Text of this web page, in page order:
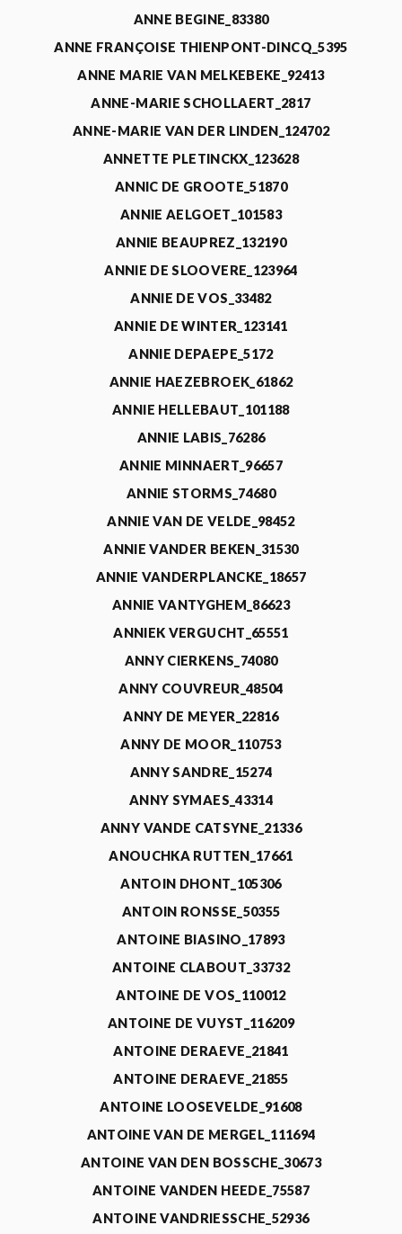
ANNE BEGINE_83380
ANNE FRANÇOISE THIENPONT-DINCQ_5395
ANNE MARIE VAN MELKEBEKE_92413
ANNE-MARIE SCHOLLAERT_2817
ANNE-MARIE VAN DER LINDEN_124702
ANNETTE PLETINCKX_123628
ANNIC DE GROOTE_51870
ANNIE AELGOET_101583
ANNIE BEAUPREZ_132190
ANNIE DE SLOOVERE_123964
ANNIE DE VOS_33482
ANNIE DE WINTER_123141
ANNIE DEPAEPE_5172
ANNIE HAEZEBROEK_61862
ANNIE HELLEBAUT_101188
ANNIE LABIS_76286
ANNIE MINNAERT_96657
ANNIE STORMS_74680
ANNIE VAN DE VELDE_98452
ANNIE VANDER BEKEN_31530
ANNIE VANDERPLANCKE_18657
ANNIE VANTYGHEM_86623
ANNIEK VERGUCHT_65551
ANNY CIERKENS_74080
ANNY COUVREUR_48504
ANNY DE MEYER_22816
ANNY DE MOOR_110753
ANNY SANDRE_15274
ANNY SYMAES_43314
ANNY VANDE CATSYNE_21336
ANOUCHKA RUTTEN_17661
ANTOIN DHONT_105306
ANTOIN RONSSE_50355
ANTOINE BIASINO_17893
ANTOINE CLABOUT_33732
ANTOINE DE VOS_110012
ANTOINE DE VUYST_116209
ANTOINE DERAEVE_21841
ANTOINE DERAEVE_21855
ANTOINE LOOSEVELDE_91608
ANTOINE VAN DE MERGEL_111694
ANTOINE VAN DEN BOSSCHE_30673
ANTOINE VANDEN HEEDE_75587
ANTOINE VANDRIESSCHE_52936